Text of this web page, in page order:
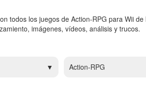
todos los juegos de Action-RPG para Wii de
imágenes, vídeos, análisis y trucos.
Action-RPG